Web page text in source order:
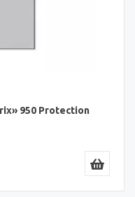
950 Protection